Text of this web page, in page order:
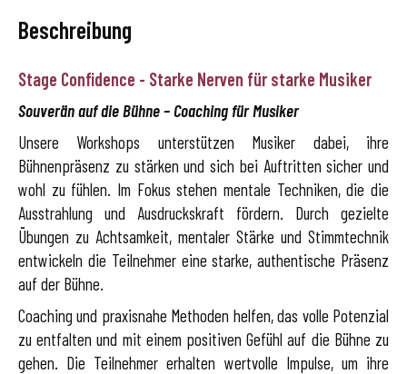
Beschreibung
Stage Confidence - Starke Nerven für starke Musiker
Souverän auf die Bühne – Coaching für Musiker
Unsere Workshops unterstützen Musiker dabei, ihre
Bühnenpräsenz zu stärken und sich bei Auftritten sicher und
wohl zu fühlen. Im Fokus stehen mentale Techniken, die die
Ausstrahlung und Ausdruckskraft fördern. Durch gezielte
Übungen zu Achtsamkeit, mentaler Stärke und Stimmtechnik
entwickeln die Teilnehmer eine starke, authentische Präsenz
auf der Bühne.
Coaching und praxisnahe Methoden helfen, das volle Potenzial
zu entfalten und mit einem positiven Gefühl auf die Bühne zu
gehen. Die Teilnehmer erhalten wertvolle Impulse, um ihre